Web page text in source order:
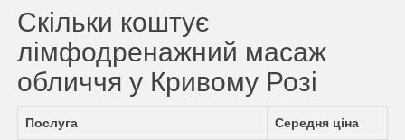
Скільки коштує
лімфодренажний масаж
обличчя у Кривому Розі
Послуга Середня ціна